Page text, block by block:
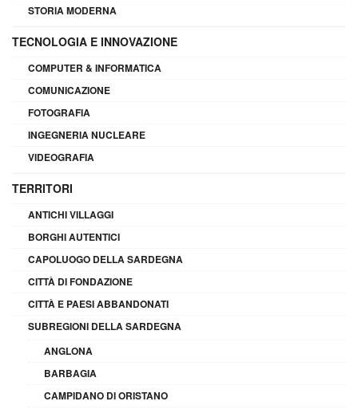
STORIA MODERNA
TECNOLOGIA E INNOVAZIONE
COMPUTER & INFORMATICA
COMUNICAZIONE
FOTOGRAFIA
INGEGNERIA NUCLEARE
VIDEOGRAFIA
TERRITORI
ANTICHI VILLAGGI
BORGHI AUTENTICI
CAPOLUOGO DELLA SARDEGNA
CITTÀ DI FONDAZIONE
CITTÀ E PAESI ABBANDONATI
SUBREGIONI DELLA SARDEGNA
ANGLONA
BARBAGIA
CAMPIDANO DI ORISTANO